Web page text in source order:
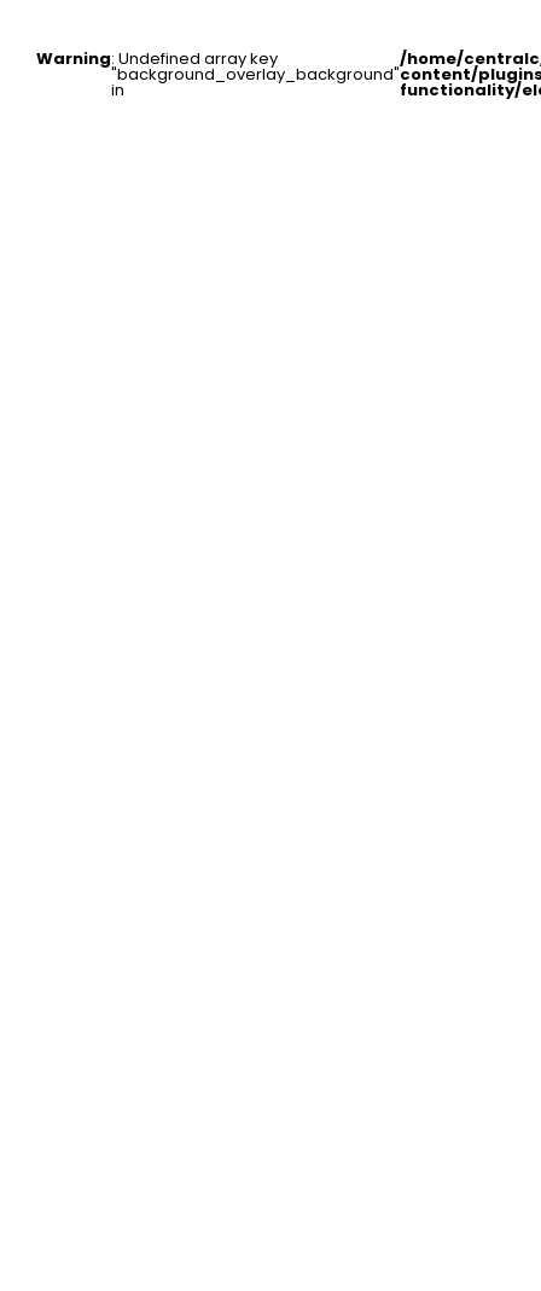
Warning: Undefined array key
"background_overlay_background"
in
/home/
content/
functionality/